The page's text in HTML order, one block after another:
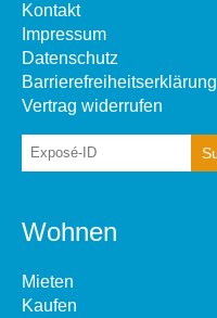
Kontakt
Impressum
Datenschutz
Barrierefreiheitserklärung
Vertrag widerrufen
Wohnen
Mieten
Kaufen